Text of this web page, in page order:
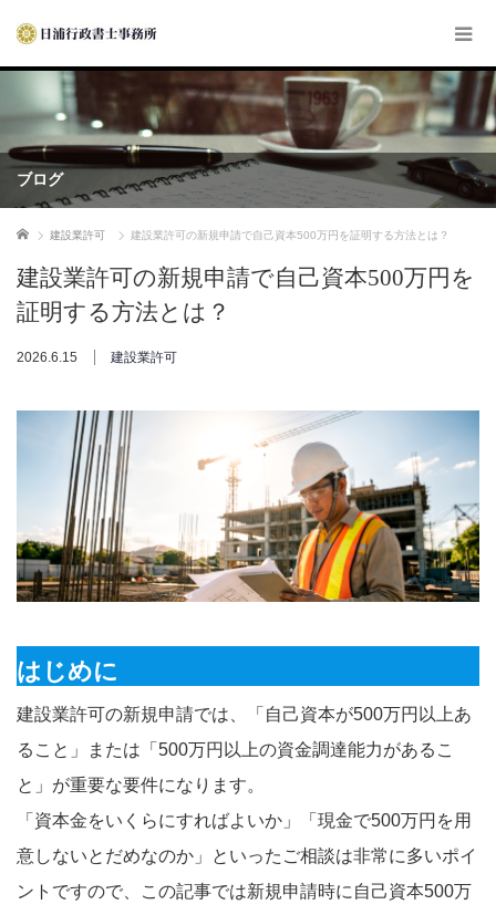
ブログ
ホーム 建設業許可 建設業許可の新規申請で自己資本500万円を証明する方法とは？
建設業許可の新規申請で自己資本500万円を
証明する方法とは？
2026.6.15 建設業許可
はじめに
建設業許可の新規申請では、「自己資本が500万円以上あ
ること」または「500万円以上の資金調達能力があるこ
と」が重要な要件になります。
「資本金をいくらにすればよいか」「現金で500万円を用
意しないとだめなのか」といったご相談は非常に多いポイ
ントですので、この記事では新規申請時に自己資本500万